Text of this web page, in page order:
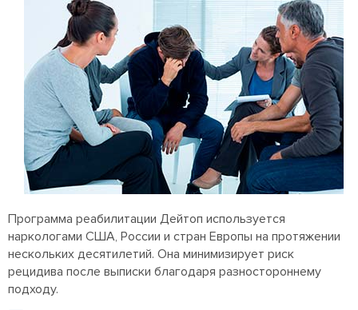
Программа реабилитации Дейтоп используется
наркологами США, России и стран Европы на протяжении
нескольких десятилетий. Она минимизирует риск
рецидива после выписки благодаря разностороннему
подходу.